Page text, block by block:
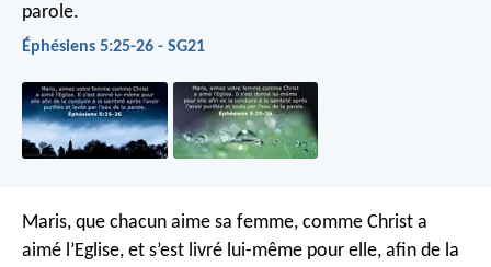
parole.
Éphésiens 5:25-26 - SG21
Maris, que chacun aime sa femme, comme Christ a
aimé l’Eglise, et s’est livré lui-même pour elle, afin de la